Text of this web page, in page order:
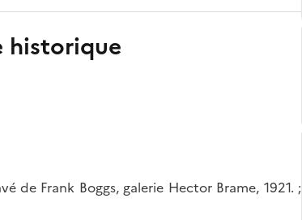
historique
de Frank Boggs, galerie Hector Brame, 1921. ;